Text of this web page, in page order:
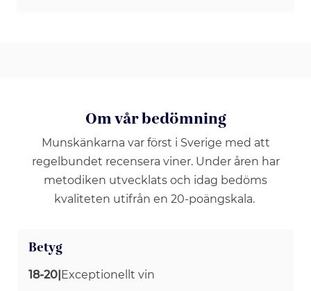
Om vår bedömning
Munskänkarna var först i Sverige med att
regelbundet recensera viner. Under åren har
metodiken utvecklats och idag bedöms
kvaliteten utifrån en 20-poängskala.
Betyg
18-20|Exceptionellt vin